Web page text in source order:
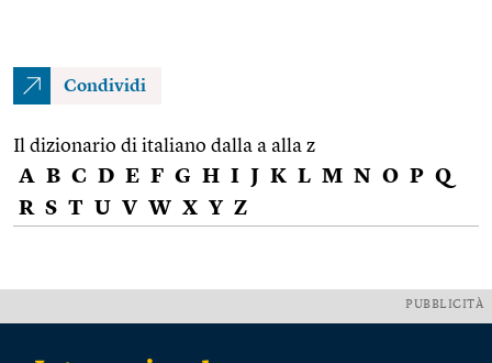
Condividi
Il dizionario di italiano dalla a alla z
A B C D E F G H I J K L M N O P Q
R S T U V W X Y Z
PUBBLICITÀ